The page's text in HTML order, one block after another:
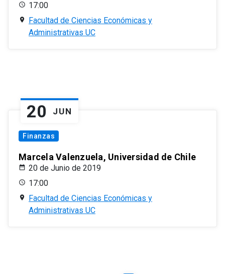
17:00
Facultad de Ciencias Económicas y
Administrativas UC
20 JUN
Finanzas
Marcela Valenzuela, Universidad de Chile
20 de Junio de 2019
17:00
Facultad de Ciencias Económicas y
Administrativas UC